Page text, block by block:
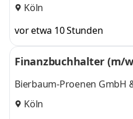
Köln
vor etwa 10 Stunden
Finanzbuchhalter (m/
Bierbaum-Proenen GmbH
Köln